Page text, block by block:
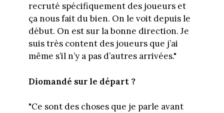
recruté spécifiquement des joueurs et
ça nous fait du bien. On le voit depuis le
début. On est sur la bonne direction. Je
suis très content des joueurs que j’ai
même s’il n’y a pas d’autres arrivées."
Diomandé sur le départ ?
"Ce sont des choses que je parle avant